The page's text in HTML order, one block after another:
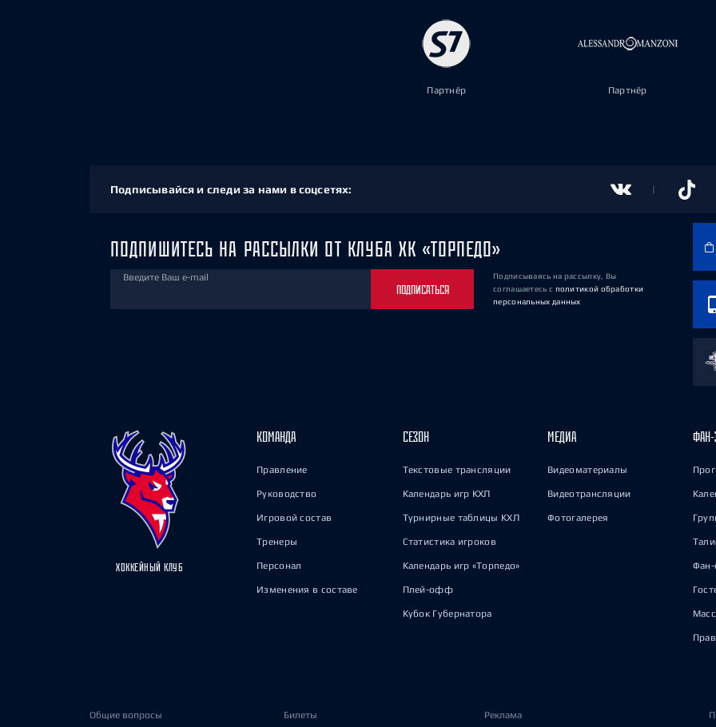
Партнёр Партнёр
Подписывайся и следи за нами в соцсетях:
ПОДПИШИТЕСЬ НА РАССЫЛКИ ОТ КЛУБА ХК «ТОРПЕДО»
Введите Ваш e-mail
ПОДПИСАТЬСЯ
Подписываясь на рассылку, Вы
соглашаетесь с политикой обработки
персональных данных
ХОККЕЙНЫЙ КЛУБ
КОМАНДА
Правление
Руководство
Игровой состав
Тренеры
Персонал
Изменения в составе
СЕЗОН
Текстовые трансляции
Календарь игр КХЛ
Турнирные таблицы КХЛ
Статистика игроков
Календарь игр «Торпедо»
Плей-офф
Кубок Губернатора
МЕДИА
Видеоматериалы
Видеотрансляции
Фотогалерея
ФАН-
Фан-
Общие вопросы Билеты Реклама